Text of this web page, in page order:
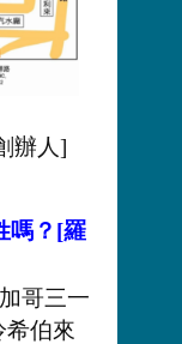
辦人]
嗎？[羅
哥三一
希伯來